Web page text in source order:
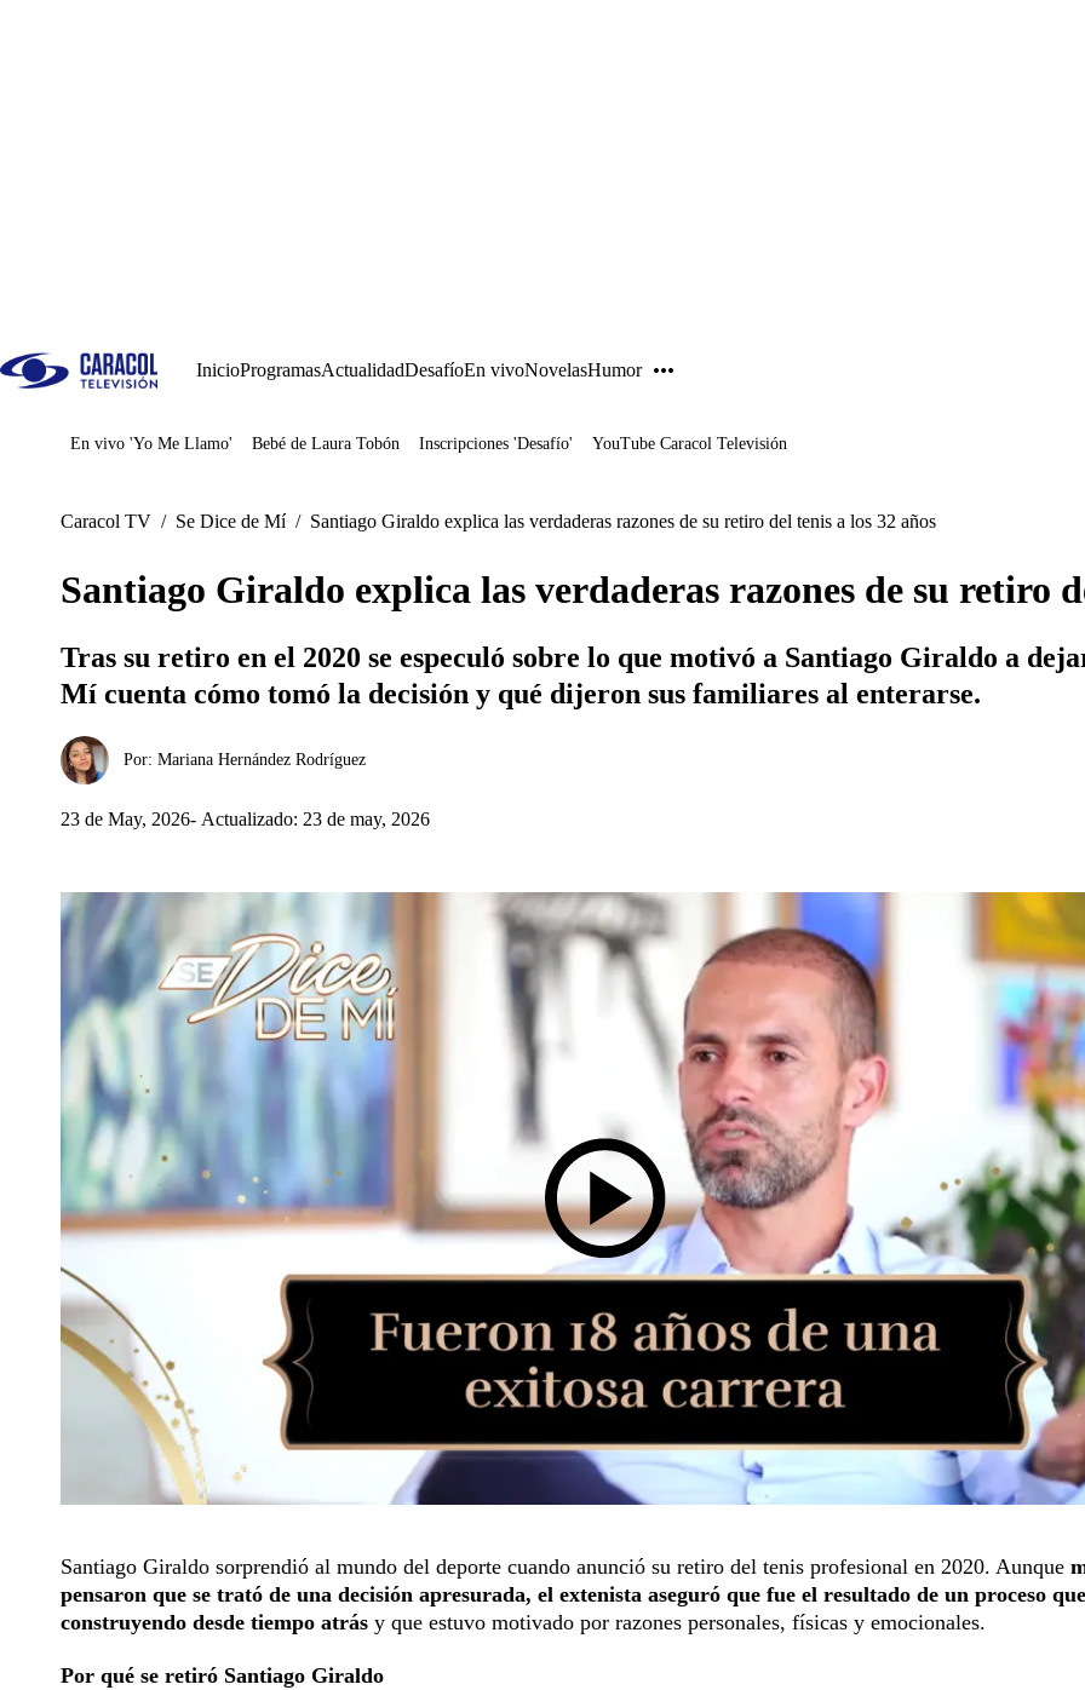
InicioProgramasActualidadDesafíoEn vivoNovelasHumor
Juegos
En vivo 'Yo Me Llamo' Bebé de Laura Tobón Inscripciones 'Desafío' YouTube Caracol Televisión
Caracol TV / Se Dice de Mí / Santiago Giraldo explica las verdaderas razones de su retiro del tenis a los 32 años
Santiago Giraldo explica las verdaderas razones de su retiro
Tras su retiro en el 2020 se especuló sobre lo que motivó a Santiago Giraldo a
Mí cuenta cómo tomó la decisión y qué dijeron sus familiares al enterarse.
Por: Mariana Hernández Rodríguez
23 de May, 2026 Actualizado: 23 de may, 2026
Santiago Giraldo sorprendió al mundo del deporte cuando anunció su retiro del tenis profesional en 2020. Aunque
pensaron que se trató de una decisión apresurada, el extenista aseguró que fue el resultado de un proceso
construyendo desde tiempo atrás y que estuvo motivado por razones personales, físicas y emocionales.
Por qué se retiró Santiago Giraldo